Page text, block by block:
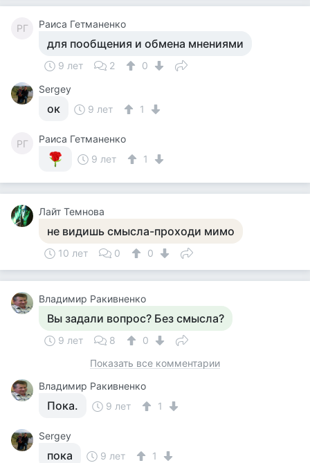
РГ Раиса Гетманенко
для пообщения и обмена мнениями
9 лет 2
0
Sergey
ок 9 лет 1
РГ
Раиса Гетманенко
9 лет
1
Лайт Темнова
не видишь смысла-проходи мимо
10 лет 0 0
Владимир Ракивненко
Вы задали вопрос? Без смысла?
9 лет 8
0
Показать все комментарии
Владимир Ракивненко
Пока. 9 лет 1
Sergey
пока 9 лет 1